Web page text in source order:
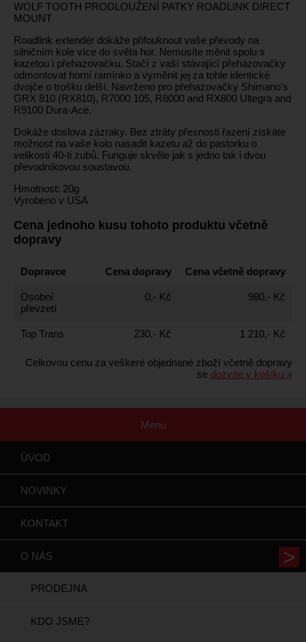
WOLF TOOTH PRODLOUŽENÍ PATKY ROADLINK DIRECT
MOUNT
Roadlink extendér dokáže přifouknout vaše převody na
silničním kole více do světa hor. Nemusíte měnit spolu s
kazetou i přehazovačku. Stačí z vaší stávající přehazovačky
odmontovat horní ramínko a vyměnit jej za tohle identické
dvojče o trošku delší. Navrženo pro přehazovačky Shimano’s
GRX 810 (RX810), R7000 105, R8000 and RX800 Ultegra and
R9100 Dura-Ace.
Dokáže doslova zázraky. Bez ztráty přesnosti řazení získáte
možnost na vaše kolo nasadit kazetu až do pastorku o
velikosti 40-ti zubů. Funguje skvěle jak s jedno tak i dvou
převodníkovou soustavou.
Hmotnost: 20g
Vyrobeno v USA
Cena jednoho kusu tohoto produktu včetně
dopravy
Dopravce Cena dopravy Cena včetně dopravy
Osobní
převzetí
0,- Kč 980,- Kč
Top Trans 230,- Kč 1 210,- Kč
Celkovou cenu za veškeré objednané zboží včetně dopravy
se dozvíte v košíku »
Menu
ÚVOD
NOVINKY
KONTAKT
O NÁS
PRODEJNA
KDO JSME?